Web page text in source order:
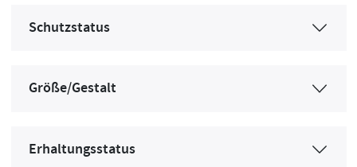
Schutzstatus
Größe/Gestalt
Erhaltungsstatus